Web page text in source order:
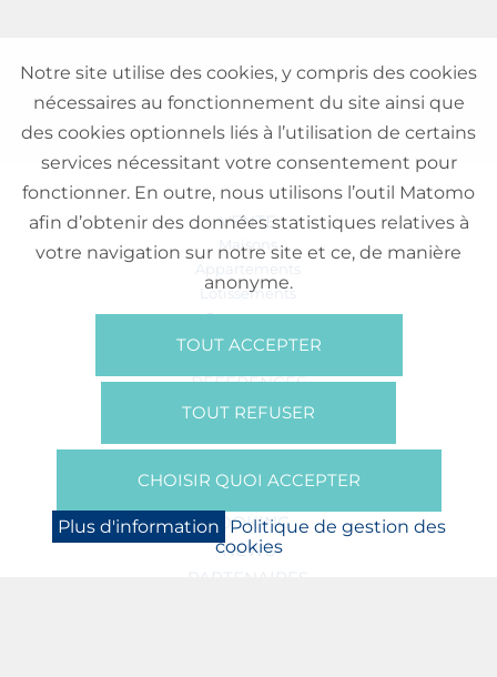
VENTE
Maisons
Appartements
Lotissements
Commerces
Bureaux
RÉFÉRENCES
SUR NOUS
Presse
BOOKING
NEWS
PARTENAIRES
Notre site utilise des cookies, y compris des cookies
nécessaires au fonctionnement du site ainsi que
des cookies optionnels liés à l’utilisation de certains
services nécessitant votre consentement pour
fonctionner. En outre, nous utilisons l’outil Matomo
afin d’obtenir des données statistiques relatives à
votre navigation sur notre site et ce, de manière
anonyme.
TOUT ACCEPTER
TOUT REFUSER
CHOISIR QUOI ACCEPTER
Plus d'information Politique de gestion des
cookies